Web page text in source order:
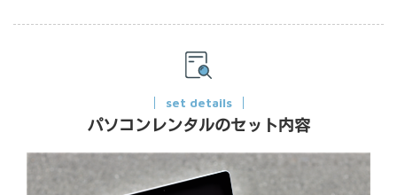
set details
パソコンレンタルのセット内容